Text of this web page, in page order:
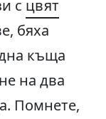
с цвят
бяха
къща
на два
Помнете,